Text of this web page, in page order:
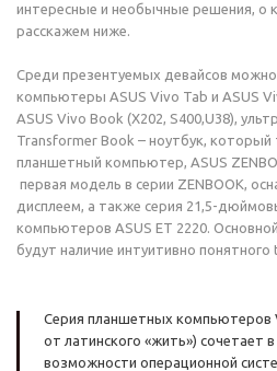
интересные и необычные решения,
расскажем ниже.
Среди презентуемых девайсов
компьютеры ASUS Vivo Tab и ASUS
ASUS Vivo Book (X202, S400,U38),
Transformer Book – ноутбук,
планшетный компьютер, ASUS
первая модель в серии ZENBOOK,
дисплеем, а также серия 21,5-
компьютеров ASUS ET 2220.
будут наличие интуитивно
Серия планшетных компьютеров
от латинского «жить») сочетает
возможности операционной